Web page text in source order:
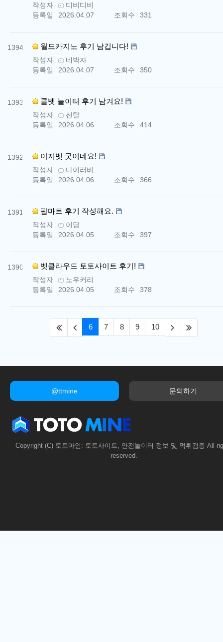
작성자
디비디비
등록일
2026.04.07 조회수 331
1394 월드카지노 후기 남깁니다!
작성자
네박자
등록일
2026.04.07 조회수 350
1393 쿨벳 놀이터 후기 남겨요!
작성자
선탈
등록일
2026.04.06 조회수 414
1392 이지벳 굿이네요!
작성자
다이러비
등록일
2026.04.06 조회수 366
1391 팝마트 후기 작성해요.
작성자
이당
등록일
2026.04.05 조회수 397
1390 벳클라우드 토토사이트 후기!
작성자
노우커리
등록일
2026.04.05 조회수 378
(first)(previous)
6(current)
7 8 9 10 (next)(last)
@ttmine 문의하기
Copyright (C) 토토마인: 토토사이트, 안전놀이터 정보 및 먹튀검증 All
reserved.